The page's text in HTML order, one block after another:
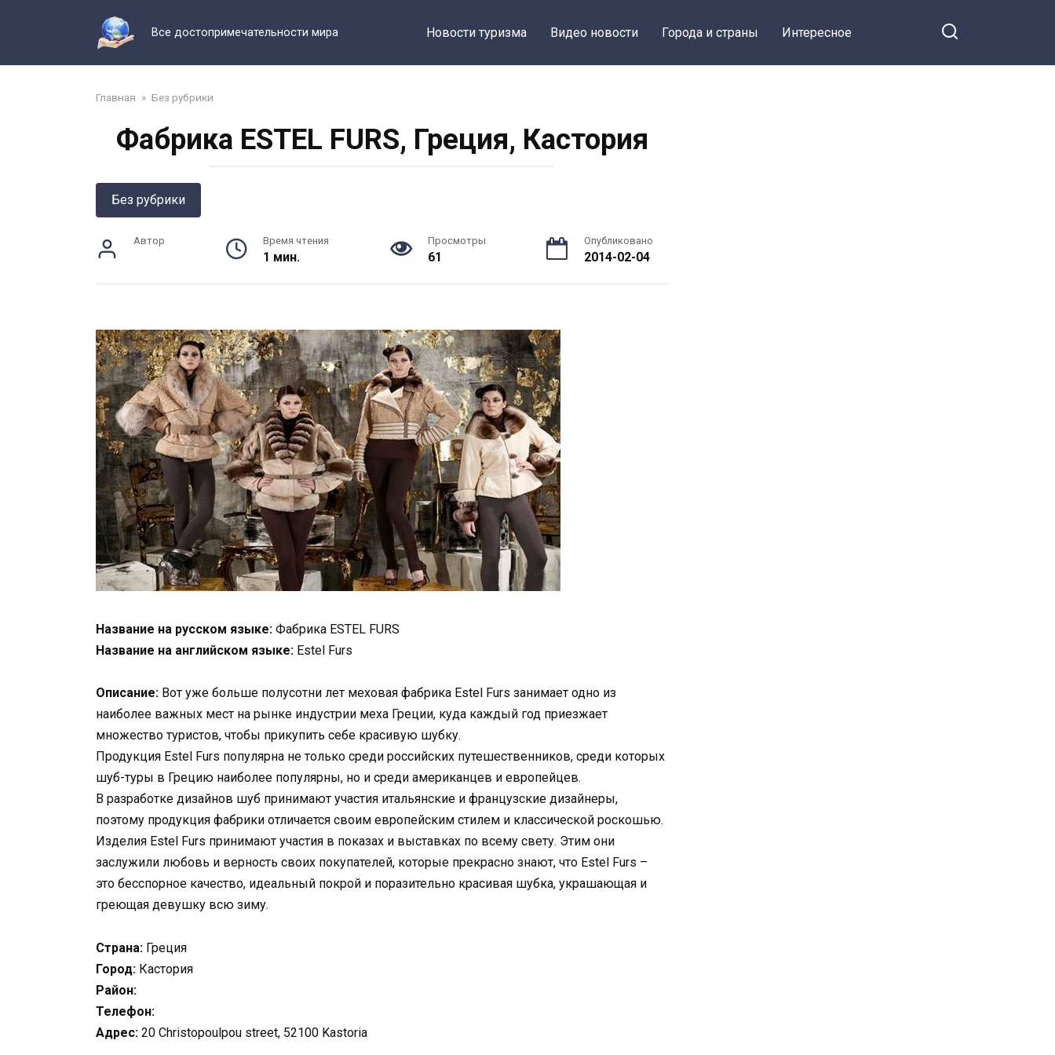
Все достопримечательности мира Новости туризма Видео новости Города и страны Интересное
Главная » Без рубрики
Фабрика ESTEL FURS, Греция, Кастория
Без рубрики
Автор Время чтения
1 мин.
Просмотры
61
Опубликовано
2014-02-04
Название на русском языке: Фабрика ESTEL FURS
Название на английском языке: Estel Furs
Описание: Вот уже больше полусотни лет меховая фабрика Estel Furs занимает одно из
наиболее важных мест на рынке индустрии меха Греции, куда каждый год приезжает
множество туристов, чтобы прикупить себе красивую шубку.
Продукция Estel Furs популярна не только среди российских путешественников, среди которых
шуб-туры в Грецию наиболее популярны, но и среди американцев и европейцев.
В разработке дизайнов шуб принимают участия итальянские и французские дизайнеры,
поэтому продукция фабрики отличается своим европейским стилем и классической роскошью.
Изделия Estel Furs принимают участия в показах и выставках по всему свету. Этим они
заслужили любовь и верность своих покупателей, которые прекрасно знают, что Estel Furs –
это бесспорное качество, идеальный покрой и поразительно красивая шубка, украшающая и
греющая девушку всю зиму.
Страна: Греция
Город: Кастория
Район:
Телефон:
Адрес: 20 Christopoulpou street, 52100 Kastoria